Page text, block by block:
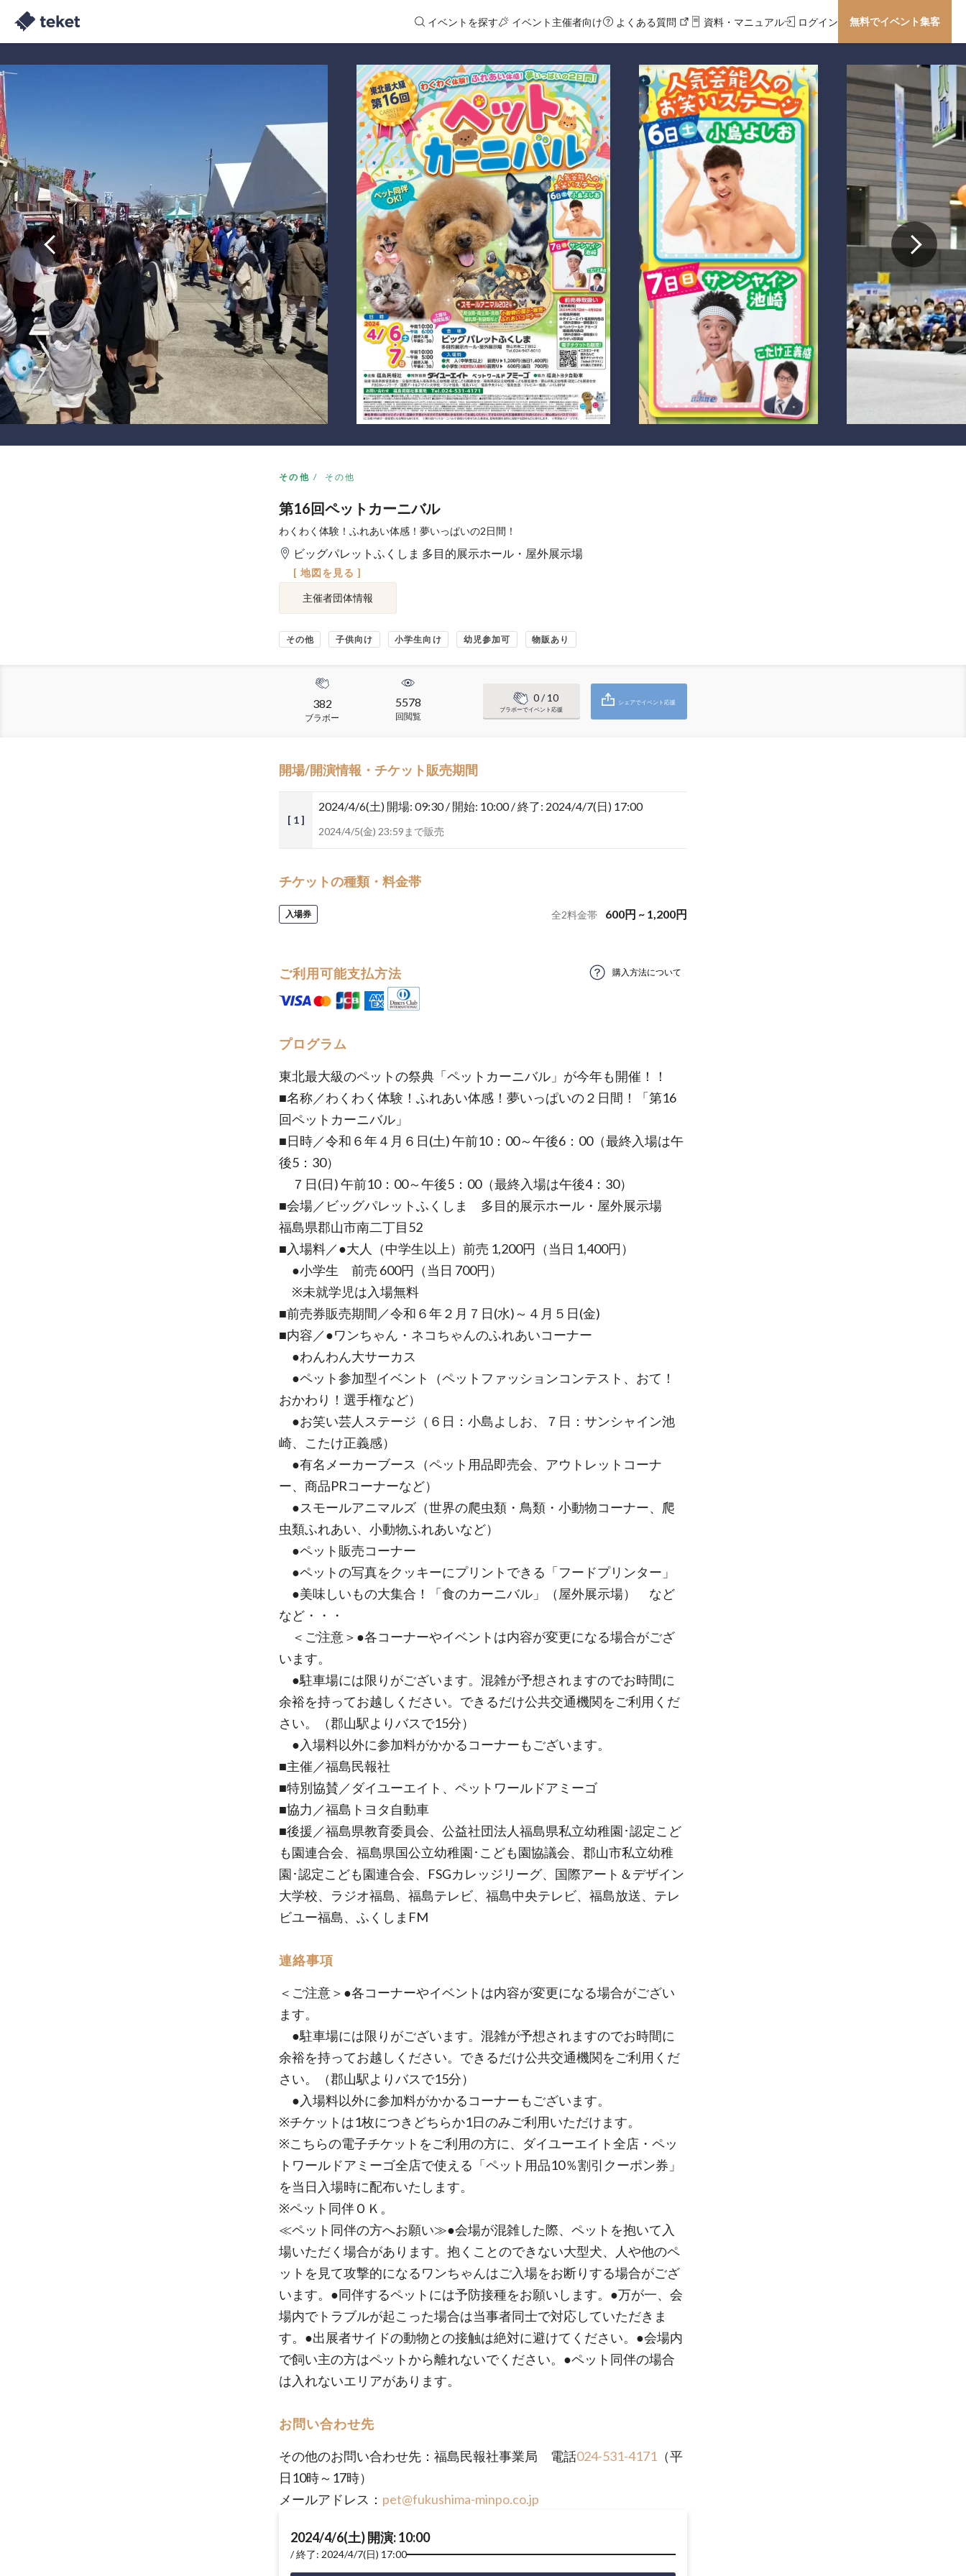
イベントを探す イベント主催者向け よくある質問 資料・マニュアル ログイン 無料でイベント集客
その他 その他
第16回ペットカーニバル
わくわく体験！ふれあい体感！夢いっぱいの2日間！
ビッグパレットふくしま 多目的展示ホール・屋外展示場
[ 地図を見る ]
主催者団体情報
その他 子供向け 小学生向け 幼児参加可 物販あり
382
ブラボー
5578
回閲覧
0/ 10
ブラボーでイベント応援
シェアでイベント応援
開場/開演情報・チケット販売期間
[ 1 ]
2024/4/6(土) 開場: 09:30 / 開始: 10:00 / 終了: 2024/4/7(日) 17:00
2024/4/5(金) 23:59まで販売
チケットの種類・料金帯
入場券 全2料金帯 600円 ~ 1,200円
ご利用可能支払方法 購入方法について
プログラム
東北最大級のペットの祭典「ペットカーニバル」が今年も開催！！
■名称／わくわく体験！ふれあい体感！夢いっぱいの２日間！「第16
回ペットカーニバル」
■日時／令和６年４月６日(土) 午前10：00～午後6：00（最終入場は午
後5：30）
７日(日) 午前10：00～午後5：00（最終入場は午後4：30）
■会場／ビッグパレットふくしま 多目的展示ホール・屋外展示場
福島県郡山市南二丁目52
■入場料／●大人（中学生以上）前売 1,200円（当日 1,400円）
●小学生 前売 600円（当日 700円）
※未就学児は入場無料
■前売券販売期間／令和６年２月７日(水)～４月５日(金)
■内容／●ワンちゃん・ネコちゃんのふれあいコーナー
●わんわん大サーカス
●ペット参加型イベント（ペットファッションコンテスト、おて！
おかわり！選手権など）
●お笑い芸人ステージ（６日：小島よしお、７日：サンシャイン池
崎、こたけ正義感）
●有名メーカーブース（ペット用品即売会、アウトレットコーナ
ー、商品PRコーナーなど）
●スモールアニマルズ（世界の爬虫類・鳥類・小動物コーナー、爬
虫類ふれあい、小動物ふれあいなど）
●ペット販売コーナー
●ペットの写真をクッキーにプリントできる「フードプリンター」
●美味しいもの大集合！「食のカーニバル」（屋外展示場） など
など・・・
＜ご注意＞●各コーナーやイベントは内容が変更になる場合がござ
います。
●駐車場には限りがございます。混雑が予想されますのでお時間に
余裕を持ってお越しください。できるだけ公共交通機関をご利用くだ
さい。（郡山駅よりバスで15分）
●入場料以外に参加料がかかるコーナーもございます。
■主催／福島民報社
■特別協賛／ダイユーエイト、ペットワールドアミーゴ
■協力／福島トヨタ自動車
■後援／福島県教育委員会、公益社団法人福島県私立幼稚園･認定こど
も園連合会、福島県国公立幼稚園･こども園協議会、郡山市私立幼稚
園･認定こども園連合会、FSGカレッジリーグ、国際アート＆デザイン
大学校、ラジオ福島、福島テレビ、福島中央テレビ、福島放送、テレ
ビユー福島、ふくしまFM
連絡事項
＜ご注意＞●各コーナーやイベントは内容が変更になる場合がござい
ます。
●駐車場には限りがございます。混雑が予想されますのでお時間に
余裕を持ってお越しください。できるだけ公共交通機関をご利用くだ
さい。（郡山駅よりバスで15分）
●入場料以外に参加料がかかるコーナーもございます。
※チケットは1枚につきどちらか1日のみご利用いただけます。
※こちらの電子チケットをご利用の方に、ダイユーエイト全店・ペッ
トワールドアミーゴ全店で使える「ペット用品10％割引クーポン券」
を当日入場時に配布いたします。
※ペット同伴ＯＫ。
≪ペット同伴の方へお願い≫●会場が混雑した際、ペットを抱いて入
場いただく場合があります。抱くことのできない大型犬、人や他のペ
ットを見て攻撃的になるワンちゃんはご入場をお断りする場合がござ
います。●同伴するペットには予防接種をお願いします。●万が一、会
場内でトラブルが起こった場合は当事者同士で対応していただきま
す。●出展者サイドの動物との接触は絶対に避けてください。●会場内
で飼い主の方はペットから離れないでください。●ペット同伴の場合
は入れないエリアがあります。
お問い合わせ先
その他のお問い合わせ先：福島民報社事業局 電話024-531-4171 （平
日10時～17時）
メールアドレス： pet@fukushima-minpo.co.jp
2024/4/6(土) 開演: 10:00
終了: 2024/4/7(日) 17:00